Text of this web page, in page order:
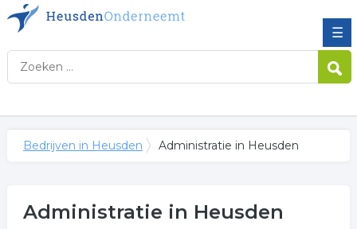
☰
Bedrijven in Heusden Administratie in Heusden
Administratie in Heusden